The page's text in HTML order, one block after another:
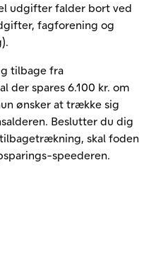
udgifter falder bort ved
fagforening og
tilbage fra
der spares 6.100 kr. om
ønsker at trække sig
Beslutter du dig
skal foden
speederen.